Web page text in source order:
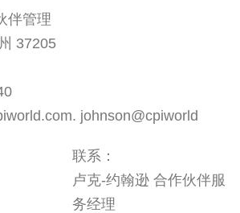
伴管理
37205
johnson@cpiworld
联系：
卢克-约翰逊 合作伙伴服
务经理